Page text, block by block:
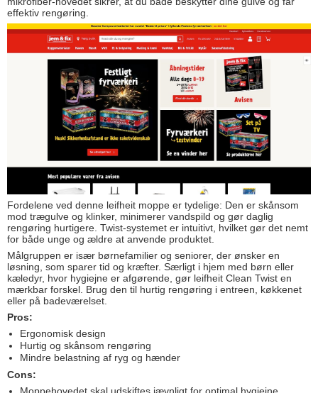
effektiv rengøring.
Fordelene ved denne leifheit moppe er tydelige: Den er skånsom
mod trægulve og klinker, minimerer vandspild og gør daglig
rengøring hurtigere. Twist-systemet er intuitivt, hvilket gør det nemt
for både unge og ældre at anvende produktet.
Målgruppen er især børnefamilier og seniorer, der ønsker en
løsning, som sparer tid og kræfter. Særligt i hjem med børn eller
kæledyr, hvor hygiejne er afgørende, gør leifheit Clean Twist en
mærkbar forskel. Brug den til hurtig rengøring i entreen, køkkenet
eller på badeværelset.
Pros:
Ergonomisk design
Hurtig og skånsom rengøring
Mindre belastning af ryg og hænder
Cons: